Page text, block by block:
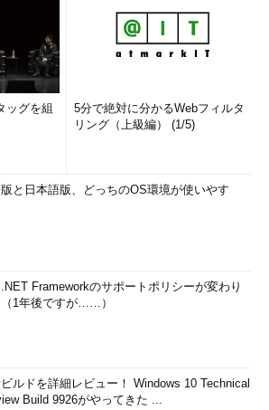
ッグを組
5分で絶対に分かるWebフィルタ
リング（上級編） (1/5)
と日本語版、どっちのOS環境が使いやす
.NET Frameworkのサポートポリシーが変わり
（1年後ですが……）
ルドを詳細レビュー！ Windows 10 Technical
Build 9926がやってきた ...